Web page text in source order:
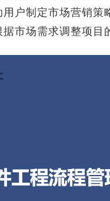
户制定市场营销
市场需求调整项目